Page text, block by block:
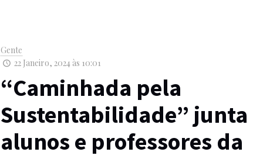
Gente
22 Janeiro, 2024 às 10:01
“Caminhada pela
Sustentabilidade” junta
alunos e professores da